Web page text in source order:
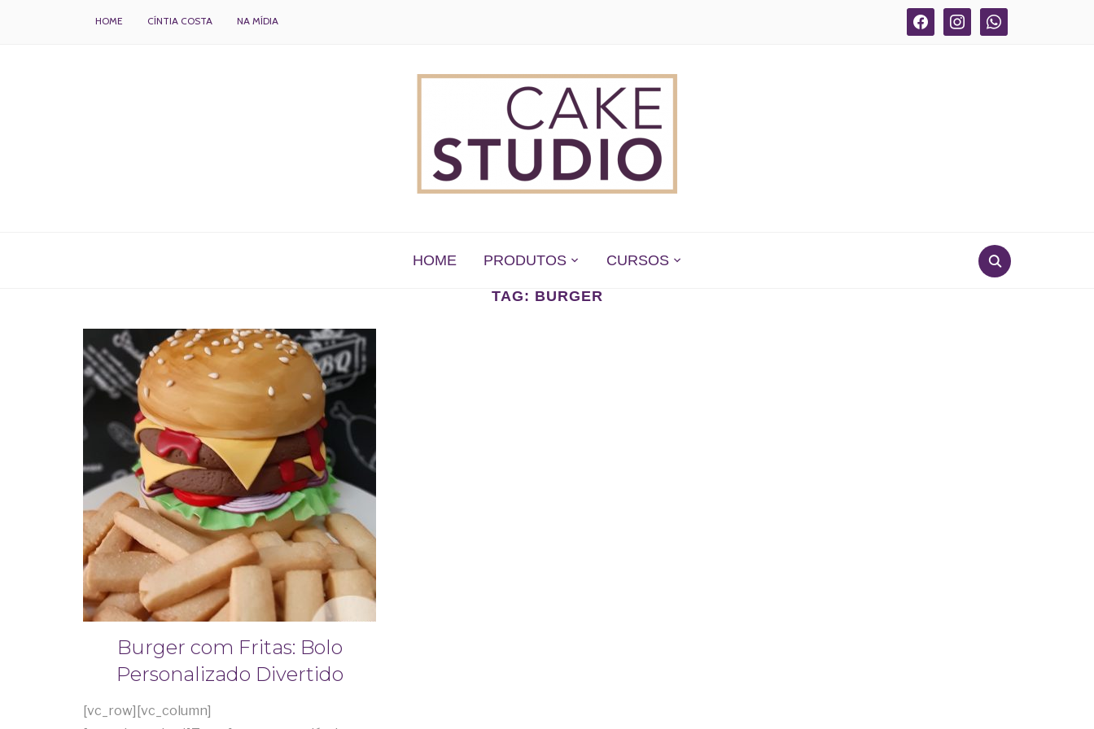
facebook instagram whatsapp
HOME CÍNTIA COSTA NA MÍDIA
HOME PRODUTOS CURSOS
TAG: BURGER
Burger com Fritas: Bolo
Personalizado Divertido
[vc_row][vc_column]